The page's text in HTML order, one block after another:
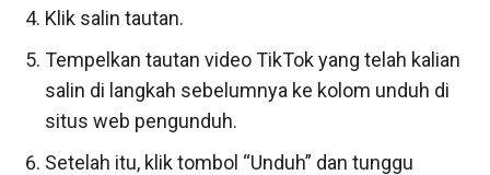
Klik salin tautan.
Tempelkan tautan video TikTok yang telah kalian
salin di langkah sebelumnya ke kolom unduh di
situs web pengunduh.
Setelah itu, klik tombol “Unduh” dan tunggu